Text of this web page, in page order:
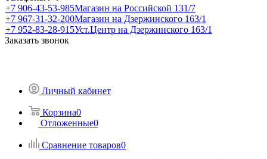
+7 906-43-53-985Магазин на Российской 131/7
+7 967-31-32-200Магазин на Дзержинского 163/1
+7 952-83-28-915Уст.Центр на Дзержинского 163/1
Заказать звонок
Личный кабинет
Корзина0
Отложенные0
Сравнение товаров0